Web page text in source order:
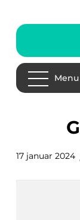
Menu
17 januar 2024